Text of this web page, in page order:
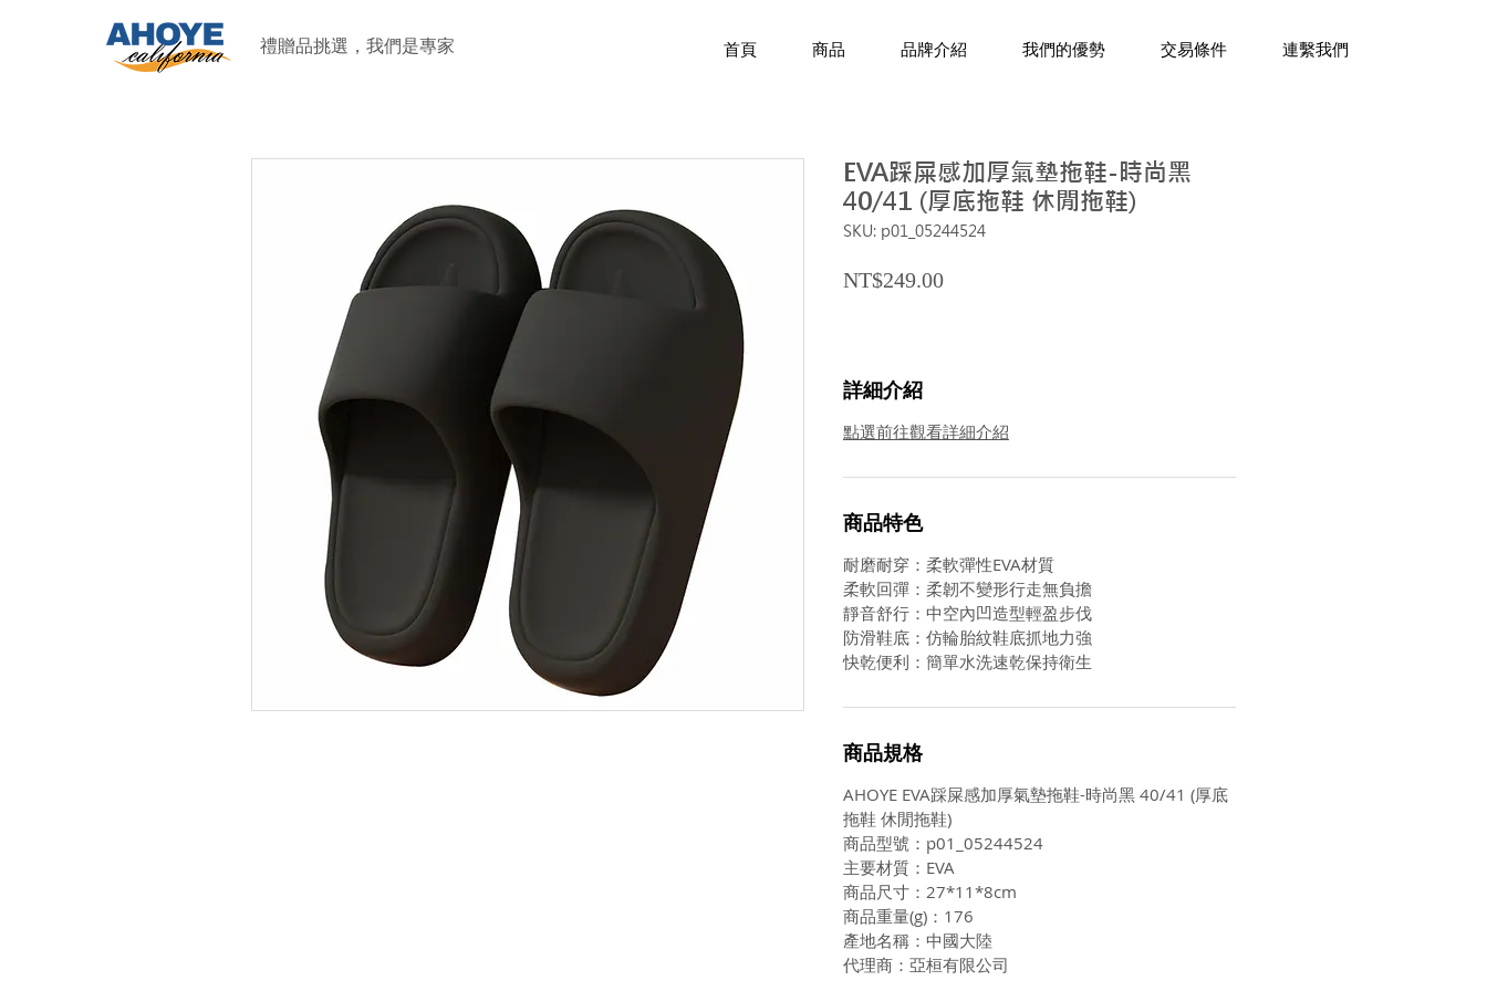
禮贈品挑選，我們是專家 首頁 商品 品牌介紹 我們的優勢 交易條件 連繫我們
EVA踩屎感加厚氣墊拖鞋-時尚黑
40/41 (厚底拖鞋 休閒拖鞋)
SKU: p01_05244524
NT$249.00Price
詳細介紹
點選前往觀看詳細介紹
商品特色
耐磨耐穿：柔軟彈性EVA材質
柔軟回彈：柔韌不變形行走無負擔
靜音舒行：中空內凹造型輕盈步伐
防滑鞋底：仿輪胎紋鞋底抓地力強
快乾便利：簡單水洗速乾保持衛生
商品規格
AHOYE EVA踩屎感加厚氣墊拖鞋-時尚黑 40/41 (厚底
拖鞋 休閒拖鞋)
商品型號：p01_05244524
主要材質：EVA
商品尺寸：27*11*8cm
商品重量(g)：176
產地名稱：中國大陸
代理商：亞桓有限公司